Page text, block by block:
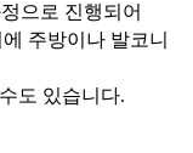
으로 진행되어
주방이나 발코니
도 있습니다.